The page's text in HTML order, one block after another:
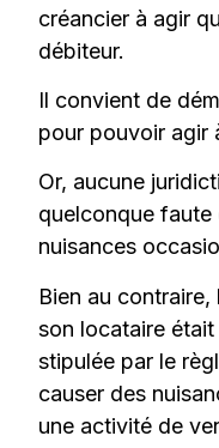
créancier à agir
débiteur.
Il convient de
pour pouvoir agir
Or, aucune
quelconque faute
nuisances
Bien au
son locataire
stipulée par le
causer des
une activité de